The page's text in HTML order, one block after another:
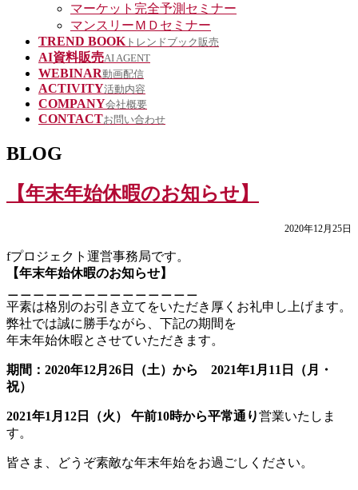
マーケット完全予測セミナー
マンスリーＭＤセミナー
TREND BOOK トレンドブック販売
AI資料販売AI AGENT
WEBINAR動画配信
ACTIVITY活動内容
COMPANY会社概要
CONTACTお問い合わせ
BLOG
【年末年始休暇のお知らせ】
2020年12月25日
fプロジェクト運営事務局です。
【年末年始休暇のお知らせ】
平素は格別のお引き立てをいただき厚くお礼申し上げます。
弊社では誠に勝手ながら、下記の期間を
年末年始休暇とさせていただきます。
期間：2020年12月26日（土）から 2021年1月11日（月・
祝）
2021年1月12日（火） 午前10時から平常通り営業いたしま
す。
皆さま、どうぞ素敵な年末年始をお過ごしください。